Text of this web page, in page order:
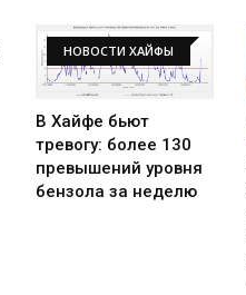
НОВОСТИ ХАЙФЫ
В Хайфе бьют
тревогу: более 130
превышений уровня
бензола за неделю